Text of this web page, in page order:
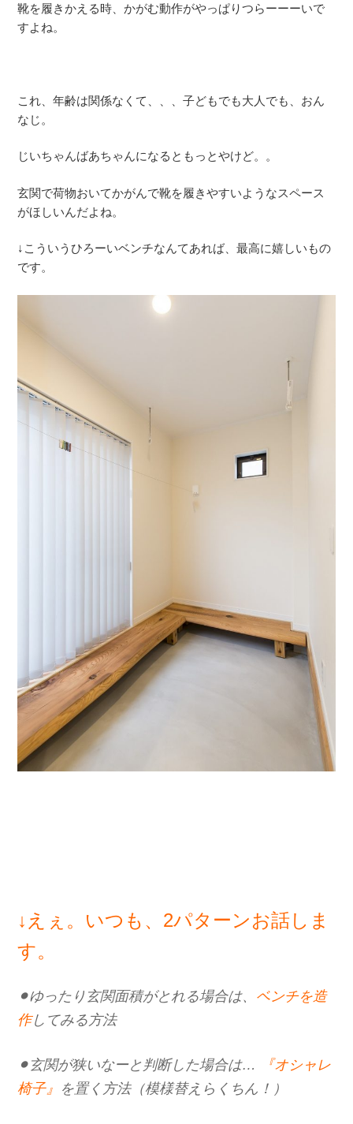
靴を履きかえる時、かがむ動作がやっぱりつらーーーいで
すよね。
これ、年齢は関係なくて、、、子どもでも大人でも、おん
なじ。
じいちゃんばあちゃんになるともっとやけど。。
玄関で荷物おいてかがんで靴を履きやすいようなスペース
がほしいんだよね。
↓こういうひろーいベンチなんてあれば、最高に嬉しいもの
です。
↓えぇ。いつも、2パターンお話しま
す。
⚫︎ゆったり玄関面積がとれる場合は、 ベンチを造
作してみる方法
⚫︎玄関が狭いなーと判断した場合は…
『オシャレ
椅子』 を置く方法（模様替えらくちん！）